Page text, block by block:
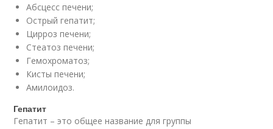
Абсцесс печени;
Острый гепатит;
Цирроз печени;
Стеатоз печени;
Гемохроматоз;
Кисты печени;
Амилоидоз.
Гепатит
Гепатит – это общее название для группы